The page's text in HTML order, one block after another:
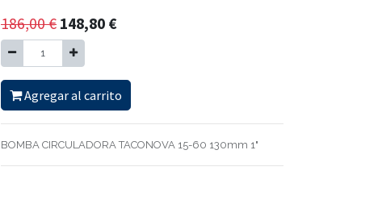
186,00€ 148,80 €
Agregar al carrito
BOMBA CIRCULADORA TACONOVA 15-60 130mm 1"